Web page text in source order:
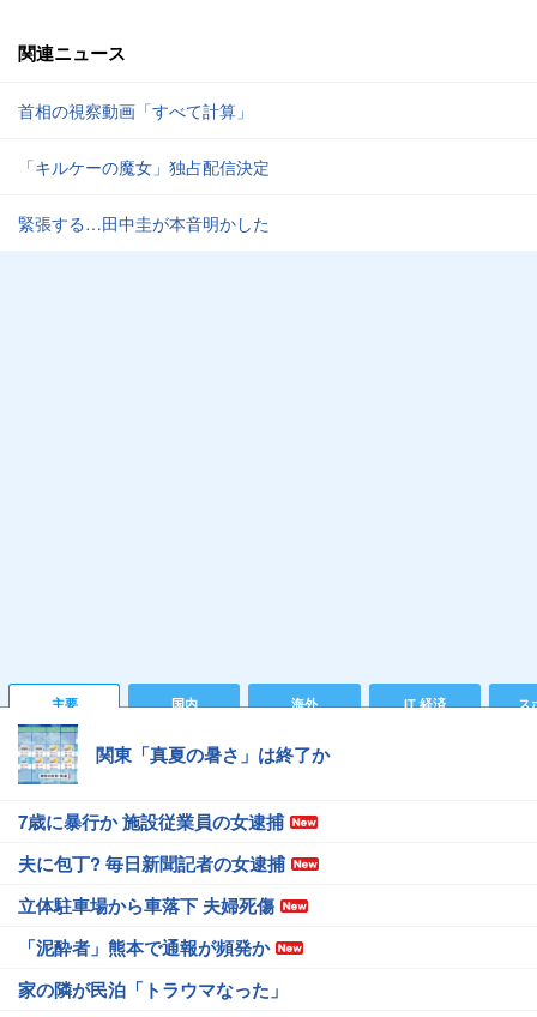
関連ニュース
首相の視察動画「すべて計算」
「キルケーの魔女」独占配信決定
緊張する…田中圭が本音明かした
主要 国内 海外 IT 経済 ス
関東「真夏の暑さ」は終了か
7歳に暴行か 施設従業員の女逮捕
夫に包丁? 毎日新聞記者の女逮捕
立体駐車場から車落下 夫婦死傷
「泥酔者」熊本で通報が頻発か
家の隣が民泊「トラウマなった」